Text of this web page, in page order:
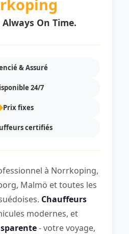
Always On Time.
& Assuré
24/7
Prix fixes
certifiés
à Norrkoping,
Malmö et toutes les
Chauffeurs
modernes, et
- votre voyage,